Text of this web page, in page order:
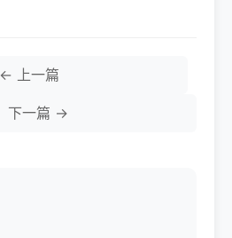
← 上一篇
下一篇 →